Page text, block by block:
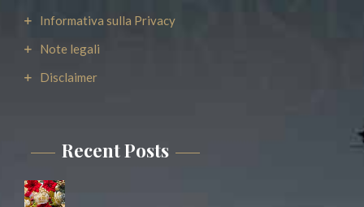
Informativa sulla Privacy
Note legali
Disclaimer
Recent Posts